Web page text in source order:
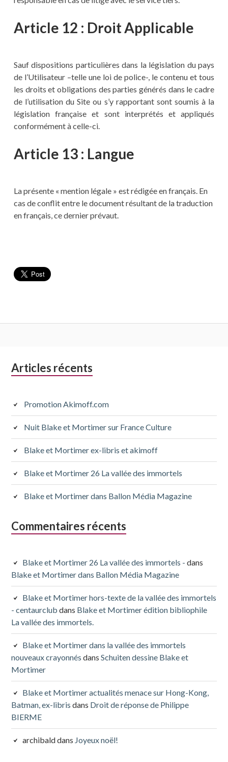
Article 12 : Droit Applicable
Sauf dispositions particulières dans la législation du pays
de l’Utilisateur –telle une loi de police-, le contenu et tous
les droits et obligations des parties générés dans le cadre
de l’utilisation du Site ou s’y rapportant sont soumis à la
législation française et sont interprétés et appliqués
conformément à celle-ci.
Article 13 : Langue
La présente « mention légale » est rédigée en français. En
cas de conflit entre le document résultant de la traduction
en français, ce dernier prévaut.
Colonne
subsidiaire
Articles récents
Promotion Akimoff.com
Nuit Blake et Mortimer sur France Culture
Blake et Mortimer ex-libris et akimoff
Blake et Mortimer 26 La vallée des immortels
Blake et Mortimer dans Ballon Média Magazine
Commentaires récents
Blake et Mortimer 26 La vallée des immortels - dans
Blake et Mortimer dans Ballon Média Magazine
Blake et Mortimer hors-texte de la vallée des immortels
- centaurclub dans Blake et Mortimer édition bibliophile
La vallée des immortels.
Blake et Mortimer dans la vallée des immortels
nouveaux crayonnés dansSchuiten dessine Blake et
Mortimer
Blake et Mortimer actualités menace sur Hong-Kong,
Batman, ex-libris dans Droit de réponse de Philippe
BIERME
archibalddans Joyeux noël!